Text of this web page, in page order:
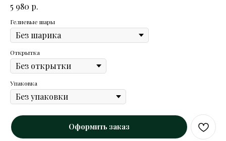
5 980 р.
Гелиевые шары
Открытка
Упаковка
Оформить заказ